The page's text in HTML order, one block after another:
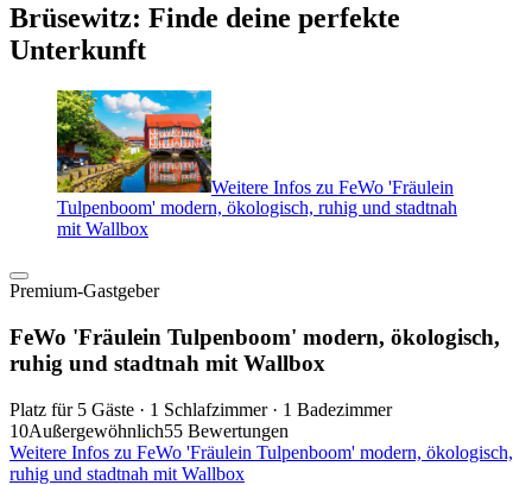
Brüsewitz: Finde deine perfekte
Unterkunft
Weitere Infos zu FeWo 'Fräulein
Tulpenboom' modern, ökologisch, ruhig und stadtnah
mit Wallbox
Premium-Gastgeber
FeWo 'Fräulein Tulpenboom' modern, ökologisch,
ruhig und stadtnah mit Wallbox
Platz für 5 Gäste · 1 Schlafzimmer · 1 Badezimmer
10Außergewöhnlich55 Bewertungen
Weitere Infos zu FeWo 'Fräulein Tulpenboom' modern, ökologisch,
ruhig und stadtnah mit Wallbox